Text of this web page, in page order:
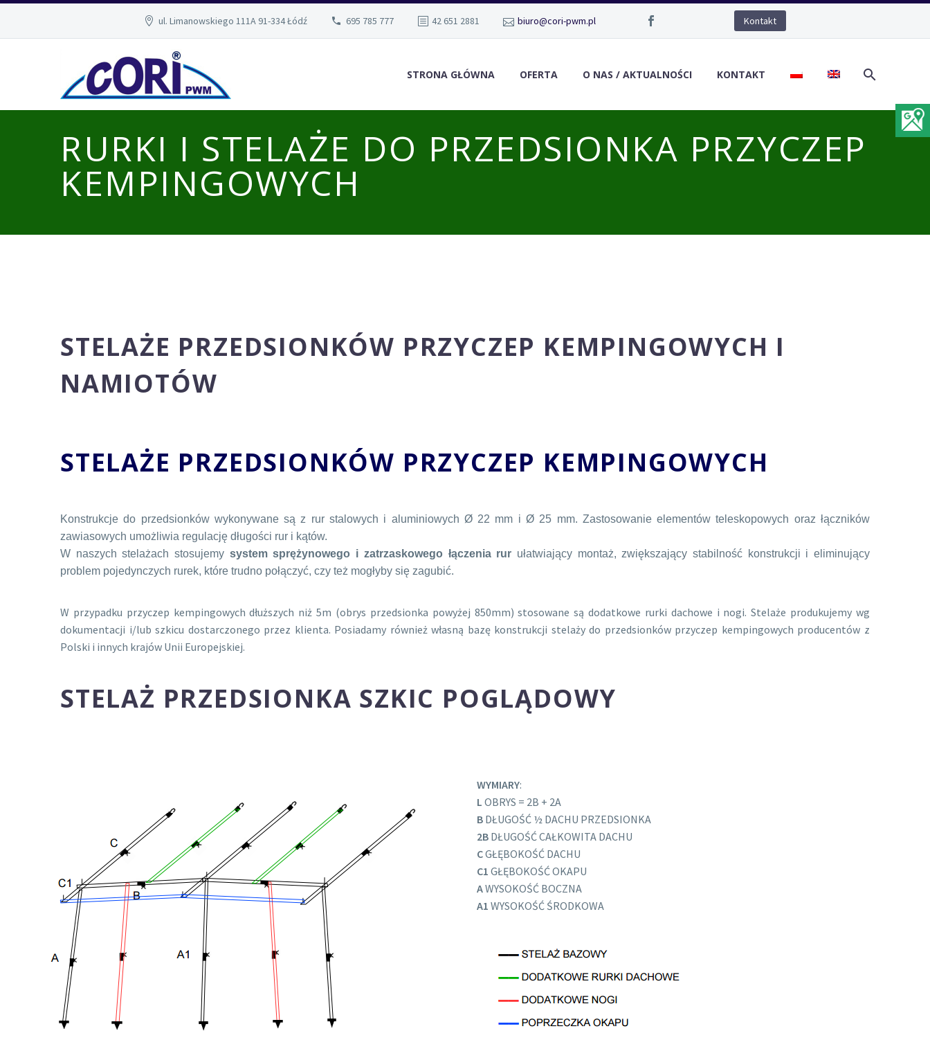
ul. Limanowskiego 111A 91-334 Łódź 695 785 777 42 651 2881 biuro@cori-pwm.pl Kontakt
STRONA GŁÓWNA OFERTA O NAS / AKTUALNOŚCI KONTAKT
RURKI I STELAŻE DO PRZEDSIONKA PRZYCZEP
KEMPINGOWYCH
STELAŻE PRZEDSIONKÓW PRZYCZEP KEMPINGOWYCH I
NAMIOTÓW
STELAŻE PRZEDSIONKÓW PRZYCZEP KEMPINGOWYCH
Konstrukcje do przedsionków wykonywane są z rur stalowych i aluminiowych Ø 22 mm i Ø 25 mm. Zastosowanie elementów teleskopowych oraz łączników
zawiasowych umożliwia regulację długości rur i kątów.
W naszych stelażach stosujemy system sprężynowego i zatrzaskowego łączenia rur ułatwiający montaż, zwiększający stabilność konstrukcji i eliminujący
problem pojedynczych rurek, które trudno połączyć, czy też mogłyby się zagubić.
W przypadku przyczep kempingowych dłuższych niż 5m (obrys przedsionka powyżej 850mm) stosowane są dodatkowe rurki dachowe i nogi. Stelaże produkujemy wg
dokumentacji i/lub szkicu dostarczonego przez klienta. Posiadamy również własną bazę konstrukcji stelaży do przedsionków przyczep kempingowych producentów z
Polski i innych krajów Unii Europejskiej.
STELAŻ PRZEDSIONKA SZKIC POGLĄDOWY
WYMIARY:
L OBRYS = 2B + 2A
B DŁUGOŚĆ ½ DACHU PRZEDSIONKA
2B DŁUGOŚĆ CAŁKOWITA DACHU
CGŁĘBOKOŚĆ DACHU
C1 GŁĘBOKOŚĆ OKAPU
AWYSOKOŚĆ BOCZNA
A1 WYSOKOŚĆ ŚRODKOWA